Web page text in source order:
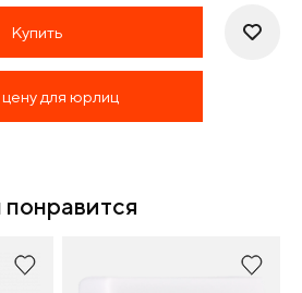
Купить
для юрлиц